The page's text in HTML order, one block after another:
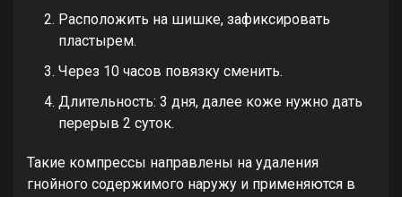
Расположить на шишке, зафиксировать
пластырем.
Через 10 часов повязку сменить.
Длительность: 3 дня, далее коже нужно дать
перерыв 2 суток.
Такие компрессы направлены на удаления
гнойного содержимого наружу и применяются в